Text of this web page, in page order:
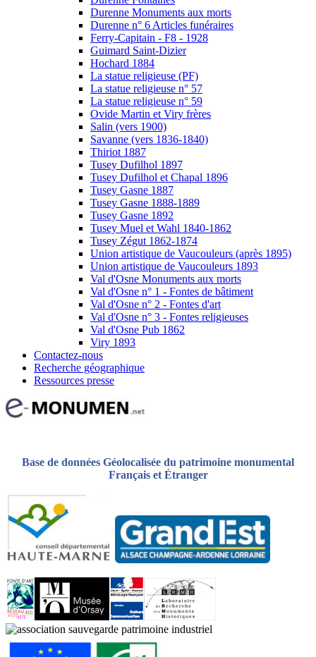
Durenne Monuments aux morts
Durenne n° 6 Articles funéraires
Ferry-Capitain - F8 - 1928
Guimard Saint-Dizier
Hochard 1884
La statue religieuse (PF)
La statue religieuse n° 57
La statue religieuse n° 59
Ovide Martin et Viry frères
Salin (vers 1900)
Savanne (vers 1836-1840)
Thiriot 1887
Tusey Dufilhol 1897
Tusey Dufilhol et Chapal 1896
Tusey Gasne 1887
Tusey Gasne 1888-1889
Tusey Gasne 1892
Tusey Muel et Wahl 1840-1862
Tusey Zégut 1862-1874
Union artistique de Vaucouleurs (après 1895)
Union artistique de Vaucouleurs 1893
Val d'Osne Monuments aux morts
Val d'Osne n° 1 - Fontes de bâtiment
Val d'Osne n° 2 - Fontes d'art
Val d'Osne n° 3 - Fontes religieuses
Val d'Osne Pub 1862
Viry 1893
Contactez-nous
Recherche géographique
Ressources presse
Base de données Géolocalisée du patrimoine monumental
Français et Étranger